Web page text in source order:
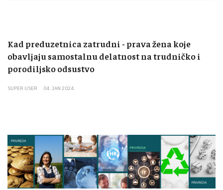
Kad preduzetnica zatrudni - prava žena koje
obavljaju samostalnu delatnost na trudničko i
porodiljsko odsustvo
SUPER USER 04. JAN 2024.